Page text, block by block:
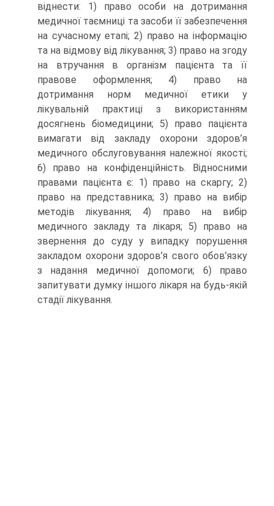
віднести: 1) право особи на дотримання
медичної таємниці та засоби її забезпечення
на сучасному етапі; 2) право на інформацію
та на відмову від лікування; 3) право на згоду
на втручання в організм пацієнта та її
правове оформлення; 4) право на
дотримання норм медичної етики у
лікувальній практиці з використанням
досягнень біомедицини; 5) право пацієнта
вимагати від закладу охорони здоров’я
медичного обслуговування належної якості;
6) право на конфіденційність. Відносними
правами пацієнта є: 1) право на скаргу; 2)
право на представника; 3) право на вибір
методів лікування; 4) право на вибір
медичного закладу та лікаря; 5) право на
звернення до суду у випадку порушення
закладом охорони здоров’я свого обов’язку
з надання медичної допомоги; 6) право
запитувати думку іншого лікаря на будь-якій
стадії лікування.